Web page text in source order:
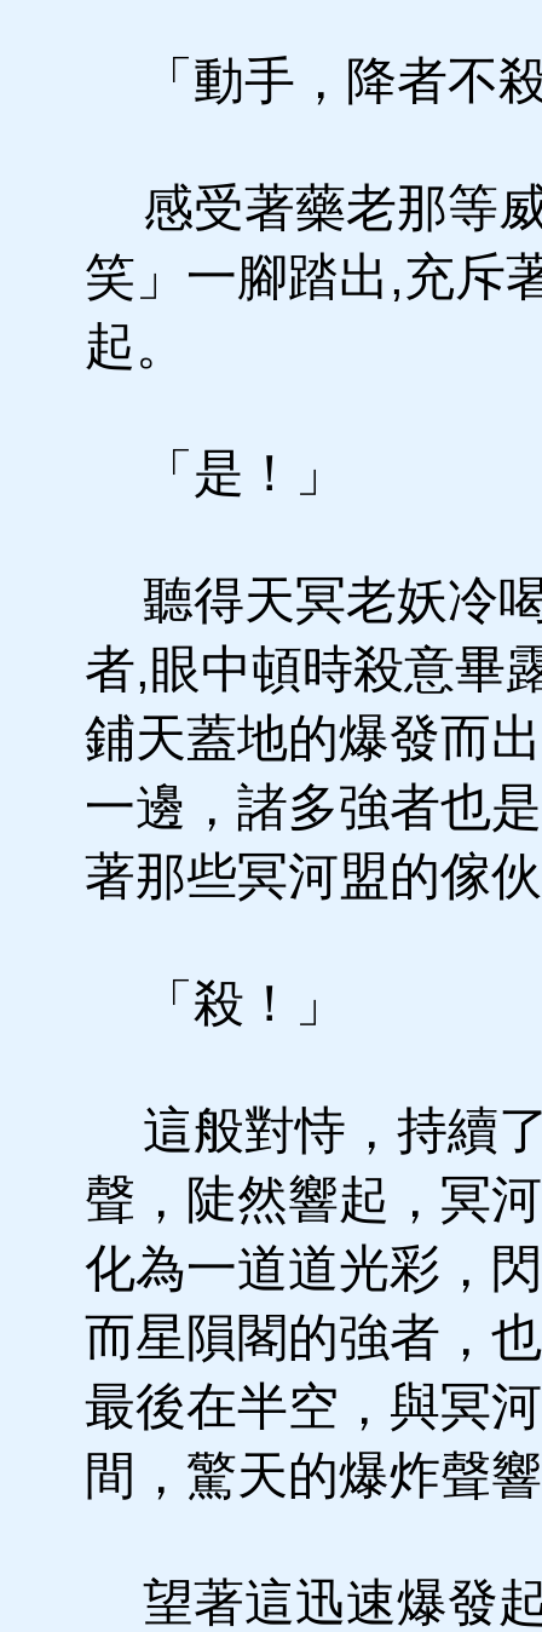
「動手，降者不
感受著藥老那等
笑」一腳踏出,充斥
起。
「是！」
聽得天冥老妖冷
者,眼中頓時殺意畢
鋪天蓋地的爆發而
一邊，諸多強者也
著那些冥河盟的傢
「殺！」
這般對恃，持續
聲，陡然響起，冥
化為一道道光彩，
而星隕閣的強者，
最後在半空，與冥
間，驚天的爆炸聲
望著這迅速爆發